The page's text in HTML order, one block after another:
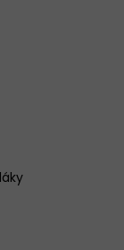
1656